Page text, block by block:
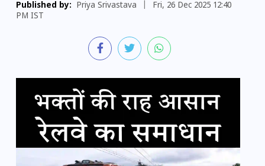
Published by: Priya Srivastava
Fri, 26 Dec 2025 12:40
PM IST